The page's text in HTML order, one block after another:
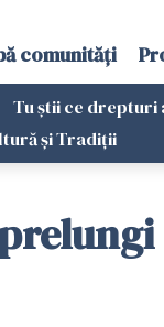
comunități
Tu știi ce drepturi
și Tradiții